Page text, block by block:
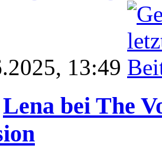
13:49
Lena bei The